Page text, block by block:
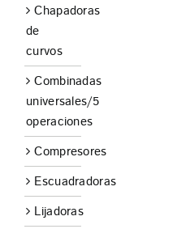
Chapadoras
de
curvos
Combinadas
universales/5
operaciones
Compresores
Escuadradoras
Lijadoras